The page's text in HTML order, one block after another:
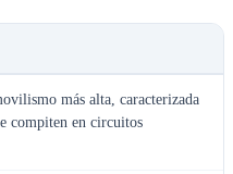
más alta, caracterizada
compiten en circuitos